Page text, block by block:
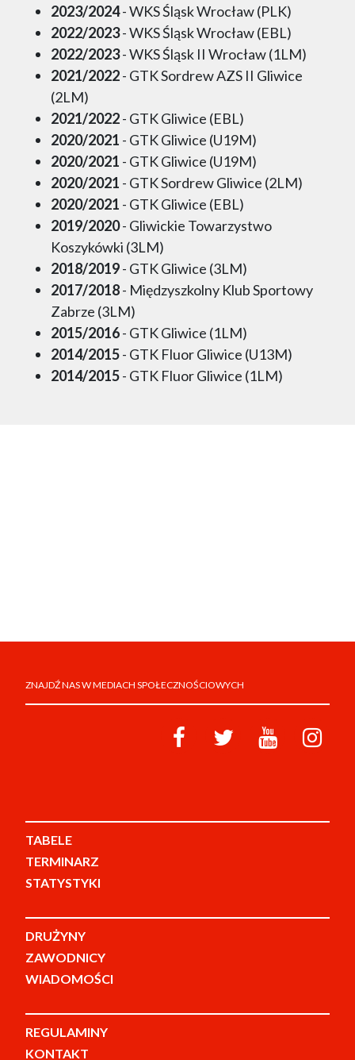
2023/2024- WKS Śląsk Wrocław (PLK)
2022/2023- WKS Śląsk Wrocław (EBL)
2022/2023- WKS Śląsk II Wrocław (1LM)
2021/2022- GTK Sordrew AZS II Gliwice
(2LM)
2021/2022- GTK Gliwice (EBL)
2020/2021 - GTK Gliwice (U19M)
2020/2021 - GTK Gliwice (U19M)
2020/2021 - GTK Sordrew Gliwice (2LM)
2020/2021 - GTK Gliwice (EBL)
2019/2020- Gliwickie Towarzystwo
Koszykówki (3LM)
2018/2019- GTK Gliwice (3LM)
2017/2018- Międzyszkolny Klub Sportowy
Zabrze (3LM)
2015/2016- GTK Gliwice (1LM)
2014/2015- GTK Fluor Gliwice (U13M)
2014/2015- GTK Fluor Gliwice (1LM)
ZNAJDŹ NAS W MEDIACH SPOŁECZNOŚCIOWYCH
TABELE
TERMINARZ
STATYSTYKI
DRUŻYNY
ZAWODNICY
WIADOMOŚCI
REGULAMINY
KONTAKT